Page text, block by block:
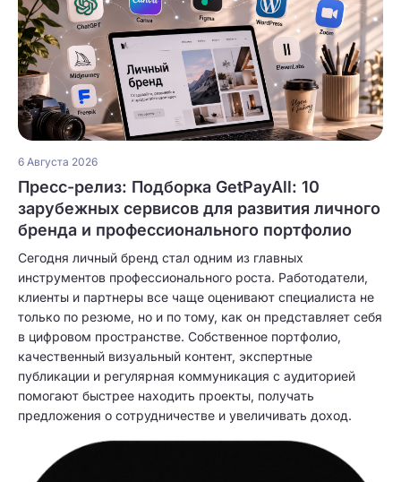
6 Августа 2026
Пресс-релиз: Подборка GetPayAll: 10
зарубежных сервисов для развития личного
бренда и профессионального портфолио
Сегодня личный бренд стал одним из главных
инструментов профессионального роста. Работодатели,
клиенты и партнеры все чаще оценивают специалиста не
только по резюме, но и по тому, как он представляет себя
в цифровом пространстве. Собственное портфолио,
качественный визуальный контент, экспертные
публикации и регулярная коммуникация с аудиторией
помогают быстрее находить проекты, получать
предложения о сотрудничестве и увеличивать доход.